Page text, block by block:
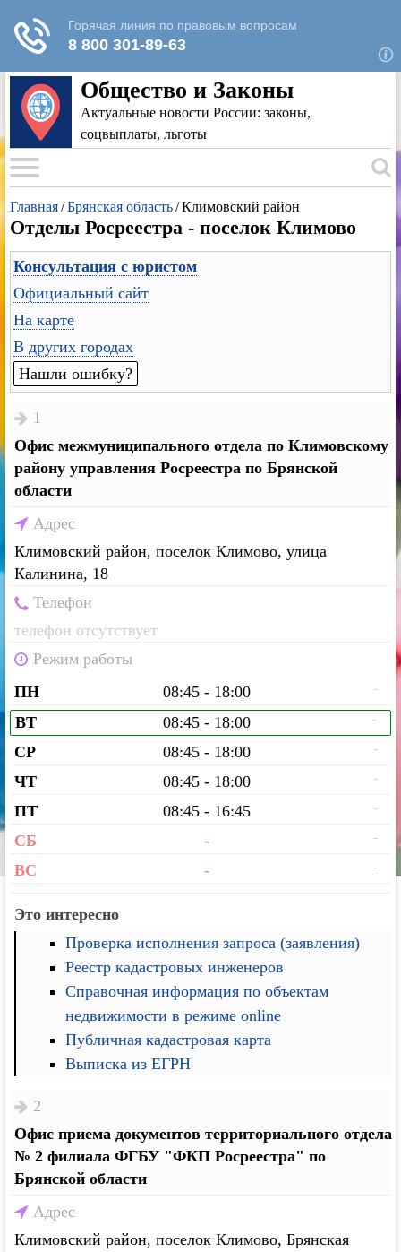
Общество и Законы
Актуальные новости России: законы,
соцвыплаты, льготы
Главная/Брянская область/Климовский район
Отделы Росреестра - поселок Климово
Консультация с юристом
Официальный сайт
На карте
В других городах
Нашли ошибку?
1
Офис межмуниципального отдела по Климовскому
району управления Росреестра по Брянской
области
Адрес
Климовский район, поселок Климово, улица
Калинина, 18
Телефон
телефон отсутствует
Режим работы
ПН
08:45 - 18:00 -
ВТ 08:45 - 18:00 -
СР 08:45 - 18:00 -
ЧТ 08:45 - 18:00 -
ПТ 08:45 - 16:45 -
СБ - -
ВС - -
Это интересно
Проверка исполнения запроса (заявления)
Реестр кадастровых инженеров
Справочная информация по объектам
недвижимости в режиме online
Публичная кадастровая карта
Выписка из ЕГРН
2
Офис приема документов территориального отдела
№ 2 филиала ФГБУ "ФКП Росреестра" по
Брянской области
Адрес
Климовский район, поселок Климово, Брянская
Для любых предложений по сайту: rk-
reestr@cp9.ru